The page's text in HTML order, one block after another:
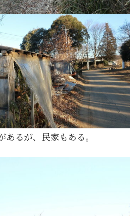
るが、民家もある。